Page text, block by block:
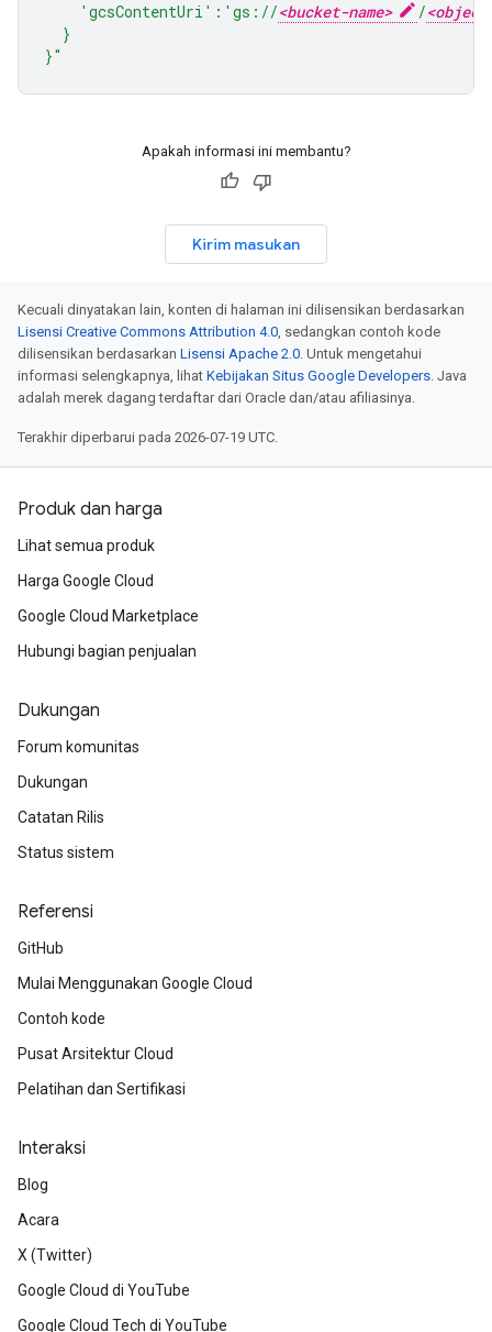
    'gcsContentUri':'gs://
<bucket-name> /
  }
}"
Apakah informasi ini membantu?
Kirim masukan
Kecuali dinyatakan lain, konten di halaman ini dilisensikan berdasarkan
Lisensi Creative Commons Attribution 4.0, sedangkan contoh kode
dilisensikan berdasarkan Lisensi Apache 2.0. Untuk mengetahui
informasi selengkapnya, lihat Kebijakan Situs Google Developers. Java
adalah merek dagang terdaftar dari Oracle dan/atau afiliasinya.
Terakhir diperbarui pada 2026-07-19 UTC.
Produk dan harga
Lihat semua produk
Harga Google Cloud
Google Cloud Marketplace
Hubungi bagian penjualan
Dukungan
Forum komunitas
Dukungan
Catatan Rilis
Status sistem
Referensi
GitHub
Mulai Menggunakan Google Cloud
Contoh kode
Pusat Arsitektur Cloud
Pelatihan dan Sertifikasi
Interaksi
Blog
Acara
X (Twitter)
Google Cloud di YouTube
Google Cloud Tech di YouTube